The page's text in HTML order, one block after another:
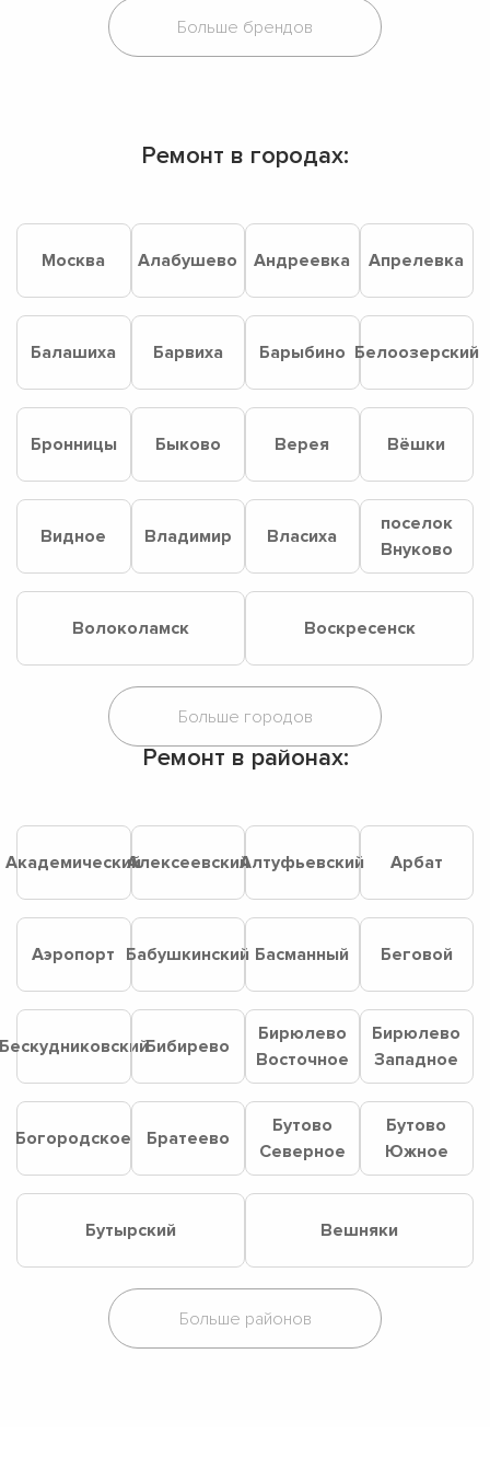
Ремонт в городах:
Москва Алабушево Андреевка Апрелевка
Балашиха Барвиха Барыбино Белоозерский
Бронницы Быково Верея Вёшки
Видное Владимир Власиха
поселок
Внуково
Волоколамск Воскресенск
Ремонт в районах:
АкадемическийАлексеевскийАлтуфьевский Арбат
Аэропорт Бабушкинский Басманный Беговой
Бибирево
Бирюлево
Восточное
Бирюлево
Западное
Богородское Братеево
Бутово
Северное
Бутово
Южное
Бутырский Вешняки